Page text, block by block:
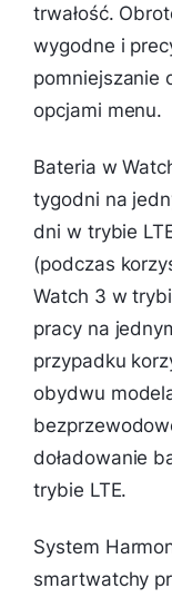
trwałość.
wygodne i
pomniejszanie
opcjami menu.
Bateria w
tygodni na
dni w trybie
(podczas
Watch 3 w
pracy na
przypadku
obydwu
doładowanie
trybie LTE.
System
smartwatchy